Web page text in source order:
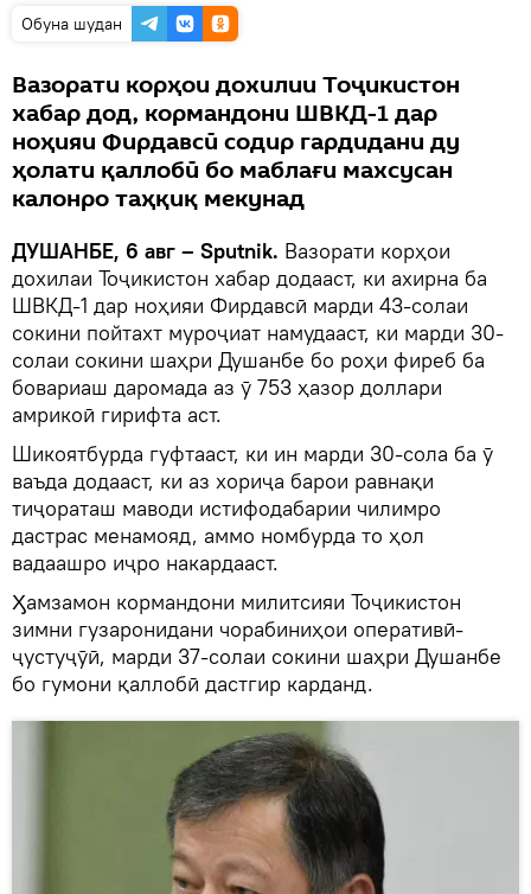
Обуна шудан
Вазорати корҳои дохилии Тоҷикистон
хабар дод, кормандони ШВКД-1 дар
ноҳияи Фирдавсӣ содир гардидани ду
ҳолати қаллобӣ бо маблағи махсусан
калонро таҳқиқ мекунад
ДУШАНБЕ, 6 авг – Sputnik. Вазорати корҳои
дохилаи Тоҷикистон хабар додааст, ки ахирна ба
ШВКД-1 дар ноҳияи Фирдавсӣ марди 43-солаи
сокини пойтахт муроҷиат намудааст, ки марди 30-
солаи сокини шаҳри Душанбе бо роҳи фиреб ба
бовариаш даромада аз ӯ 753 ҳазор доллари
амрикоӣ гирифта аст.
Шикоятбурда гуфтааст, ки ин марди 30-сола ба ӯ
ваъда додааст, ки аз хориҷа барои равнақи
тиҷораташ маводи истифодабарии чилимро
дастрас менамояд, аммо номбурда то ҳол
вадаашро иҷро накардааст.
Ӽамзамон кормандони милитсияи Тоҷикистон
зимни гузаронидани чорабиниҳои оперативӣ-
ҷустуҷӯӣ, марди 37-солаи сокини шаҳри Душанбе
бо гумони қаллобӣ дастгир карданд.